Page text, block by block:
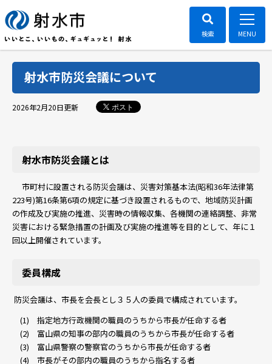
射水市防災会議について
2026年2月20日更新 ポスト
射水市防災会議とは
市町村に設置される防災会議は、災害対策基本法(昭和36年法律第
223号)第16条第6項の規定に基づき設置されるもので、地域防災計画
の作成及び実施の推進、災害時の情報収集、各機関の連絡調整、非常
災害における緊急措置の計画及び実施の推進等を目的として、年に１
回以上開催されています。
委員構成
防災会議は、市長を会長とし３５人の委員で構成されています。
(1) 指定地方行政機関の職員のうちから市長が任命する者
(2) 富山県の知事の部内の職員のうちから市長が任命する者
(3) 富山県警察の警察官のうちから市長が任命する者
(4) 市長がその部内の職員のうちから指名する者